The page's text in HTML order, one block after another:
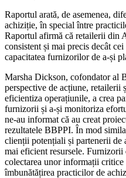
Raportul arată, de asemenea,
achiziție, în special între
Raportul afirmă că retailerii din
consistent și mai precis decât
capacitatea furnizorilor de a-și
Marsha Dickson, cofondator al
perspective de acțiune, retailerii
eficientiza operațiunile, a crea
furnizorii și a-și monitoriza
ne-au informat că au creat
rezultatele BBPPI. În mod
clienții potențiali și partenerii de
mai eficient resursele.
colectarea unor informații critice
îmbunătățirea practicilor de